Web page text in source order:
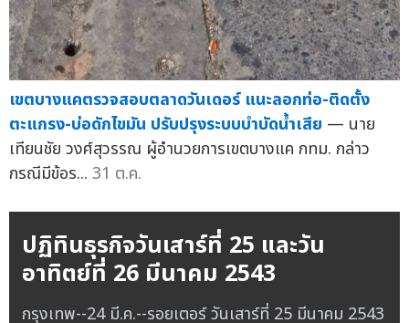
เขตบางแคตรวจสอบตลาดวันเดอร์ แนะลอกท่อ-ติดตั้ง
ตะแกรง-บ่อดักไขมัน ปรับปรุงระบบบำบัดน้ำเสีย — นาย
เทียนชัย วงศ์สุวรรณ ผู้อำนวยการเขตบางแค กทม. กล่าว
กรณีมีข้อร... 31 ต.ค.
ปฏิทินธุรกิจวันเสาร์ที่ 25 และวัน
อาทิตย์ที่ 26 มีนาคม 2543
กรุงเทพ--24 มี.ค.--รอยเตอร์ วันเสาร์ที่ 25 มีนาคม 2543